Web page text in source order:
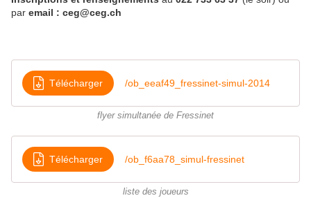
par email : ceg@ceg.ch
Télécharger /ob_eeaf49_fressinet-simul-2014
flyer simultanée de Fressinet
Télécharger /ob_f6aa78_simul-fressinet
liste des joueurs